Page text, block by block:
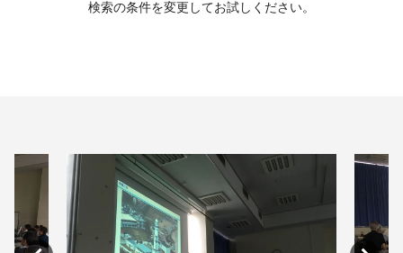
検索の条件を変更してお試しください。